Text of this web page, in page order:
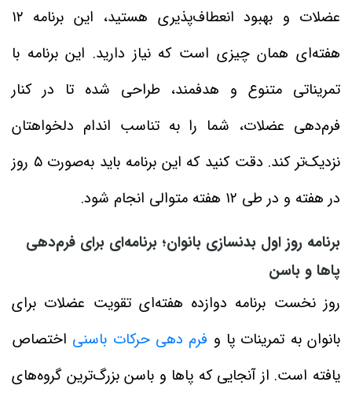
عضلات و بهبود انعطاف‌پذیری هستید، این برنامه ۱۲
هفته‌ای همان چیزی است که نیاز دارید. این برنامه با
تمریناتی متنوع و هدفمند، طراحی شده تا در کنار
فرم‌دهی عضلات، شما را به تناسب اندام دلخواهتان
نزدیک‌تر کند. دقت کنید که این برنامه باید به‌صورت ۵ روز
در هفته و در طی ۱۲ هفته متوالی انجام شود.
برنامه روز اول بدنسازی بانوان؛ برنامه‌ای برای فرم‌دهی
پاها و باسن
روز نخست برنامه دوازده هفته‌ای تقویت عضلات برای
بانوان به تمرینات پا و فرم دهی حرکات باسنی اختصاص
یافته است. از آنجایی که پاها و باسن بزرگ‌ترین گروه‌های